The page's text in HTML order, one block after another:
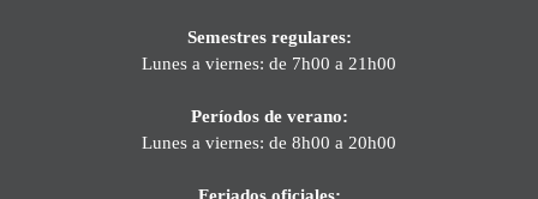
Semestres regulares:
Lunes a viernes: de 7h00 a 21h00
Períodos de verano:
Lunes a viernes: de 8h00 a 20h00
Feriados oficiales: